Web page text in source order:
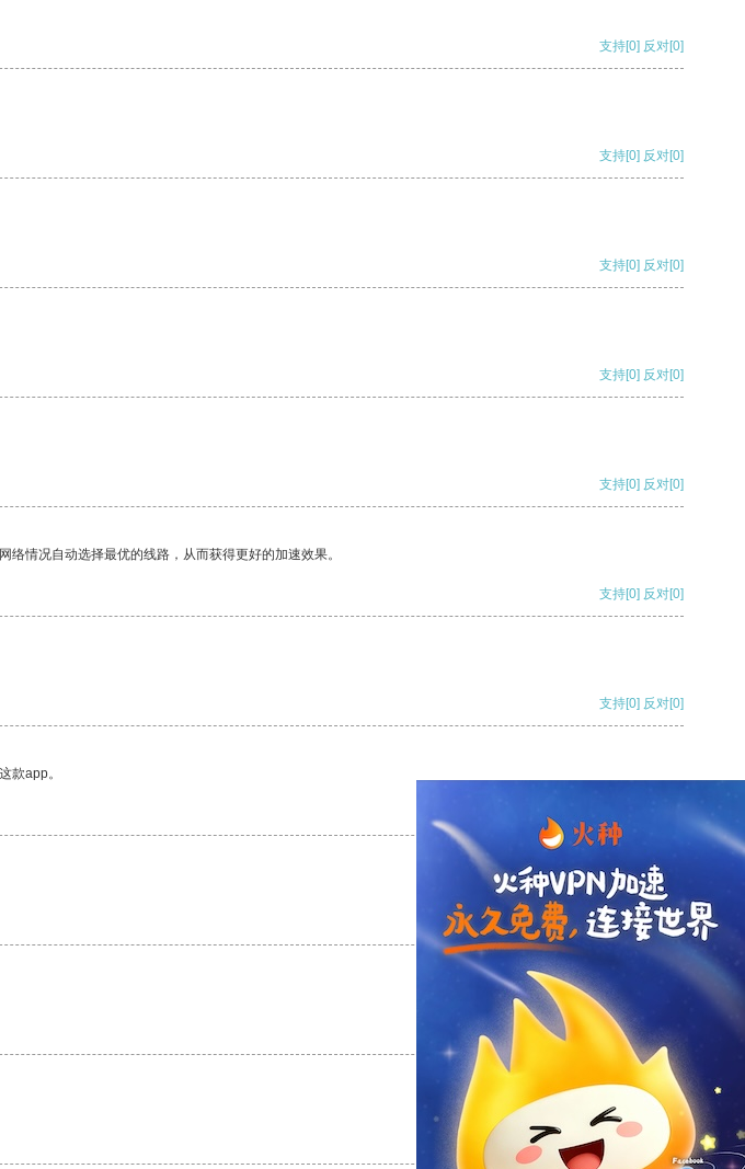
支持[0] 反对[0]
支持[0] 反对[0]
支持[0] 反对[0]
支持[0] 反对[0]
支持[0] 反对[0]
情况自动选择最优的线路，从而获得更好的加速效果。
支持[0] 反对[0]
支持[0] 反对[0]
款app。
支持 [0] 反对[0]
支持[0] 反对
支持[0] 反对[0]